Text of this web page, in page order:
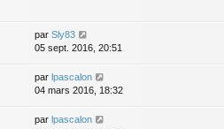
par Sly83
05 sept. 2016, 20:51
par lpascalon
04 mars 2016, 18:32
par lpascalon